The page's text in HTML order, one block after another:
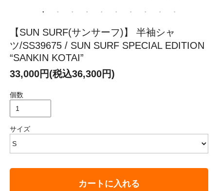
【SUN SURF(サンサーフ)】 半袖シャ
ツ/SS39675 / SUN SURF SPECIAL EDITION
“SANKIN KOTAI”
33,000円(税込36,300円)
個数
サイズ
カートに入れる